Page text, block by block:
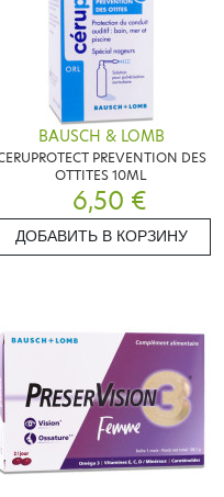
BAUSCH & LOMB
PREVENTION DES
OTTITES 10ML
6,50 €
ДОБАВИТЬ В КОРЗИНУ